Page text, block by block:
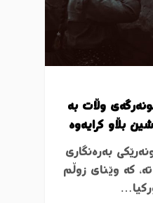
وڵات بە
بڵاو کرایەوە
بەرەنگاری
کە وێنای زوڵم